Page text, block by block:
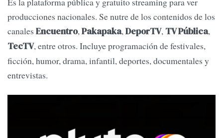
producciones nacionales. Se nutre de los contenidos de los
canales Encuentro,Pakapaka,DeporTV, TV Pública,
TecTV, entre otros. Incluye programación de festivales,
ficción, humor, drama, infantil, deportes, documentales y
entrevistas.